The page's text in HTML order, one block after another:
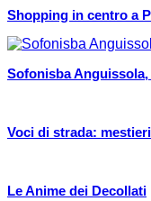
Shopping in centro a
Sofonisba
Voci di strada:
Le Anime dei Decollati